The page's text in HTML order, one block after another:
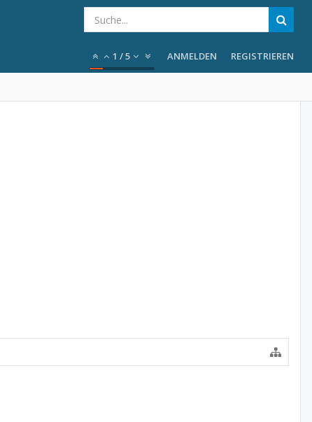
1 /5 ANMELDEN REGISTRIEREN